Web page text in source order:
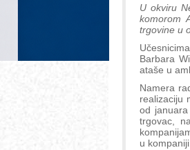
U okviru
komorom
trgovine u
Barbara
ataše u
Namera
realizaciju
od
trgovac,
u